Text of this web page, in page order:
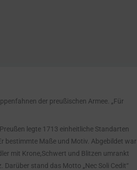
der preußischen Armee. „Für
legte 1713 einheitliche Standarten
bestimmte Maße und Motiv. Abgebildet war
mit Krone,Schwert und Blitzen umrankt
Darüber stand das Motto „Nec Soli Cedit“